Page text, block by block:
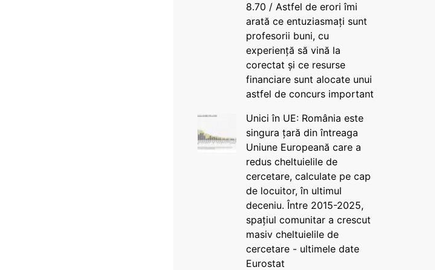
8.70 / Astfel de erori îmi
arată ce entuziasmați sunt
profesorii buni, cu
experiență să vină la
corectat și ce resurse
financiare sunt alocate unui
astfel de concurs important
Unici în UE: România este
singura țară din întreaga
Uniune Europeană care a
redus cheltuielile de
cercetare, calculate pe cap
de locuitor, în ultimul
deceniu. Între 2015-2025,
spațiul comunitar a crescut
masiv cheltuielile de
cercetare - ultimele date
Eurostat